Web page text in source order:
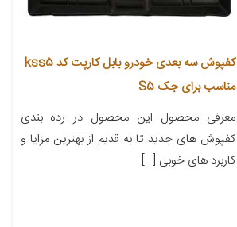
کفپوش سه بعدی خودرو بابل کارپت کد kss5
مناسب برای جک S5
معرفی محصول این محصول در رده بندی
کفپوش های جدید تا به قدیم از بهترین مزایا و
کاربرد های خوبی […]